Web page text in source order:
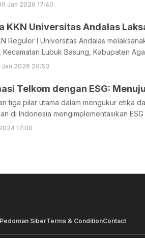
Jan 2026 17:40
KKN Universitas Andalas
Reguler I Universitas Andalas
Kecamatan Lubuk Basung, Kabupaten
Jan 2026 20:53
Telkom dengan ESG:
tiga pilar utama dalam mengukur etika
di Indonesia mengimplementasikan
17:00
Pedoman SiberTerms & ConditionContact